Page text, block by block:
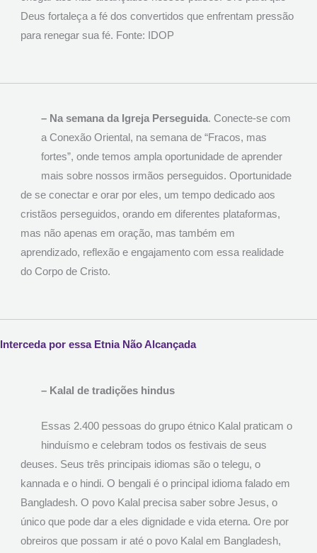
Deus fortaleça a fé dos convertidos que enfrentam pressão
para renegar sua fé. Fonte: IDOP
– Na semana da Igreja Perseguida. Conecte-se com
a Conexão Oriental, na semana de “Fracos, mas
fortes”, onde temos ampla oportunidade de aprender
mais sobre nossos irmãos perseguidos. Oportunidade
de se conectar e orar por eles, um tempo dedicado aos
cristãos perseguidos, orando em diferentes plataformas,
mas não apenas em oração, mas também em
aprendizado, reflexão e engajamento com essa realidade
do Corpo de Cristo.
Interceda por essa Etnia Não Alcançada
– Kalal de tradições hindus
Essas 2.400 pessoas do grupo étnico Kalal praticam o
hinduísmo e celebram todos os festivais de seus
deuses. Seus três principais idiomas são o telegu, o
kannada e o hindi. O bengali é o principal idioma falado em
Bangladesh. O povo Kalal precisa saber sobre Jesus, o
único que pode dar a eles dignidade e vida eterna. Ore por
obreiros que possam ir até o povo Kalal em Bangladesh,